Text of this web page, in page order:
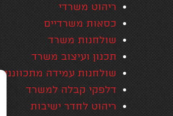
ריהוט משרדי
כסאות משרדיים
שולחנות משרד
תכנון ועיצוב משרד
שולחנות עמידה
דלפקי קבלה למשרד
ריהוט לחדר ישיבות